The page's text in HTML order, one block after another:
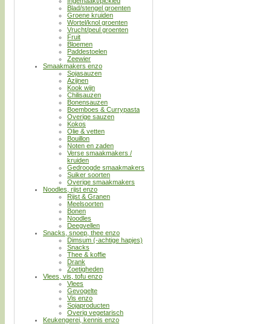
Blad/stengel groenten
Groene kruiden
Wortel/knol groenten
Vrucht/peul groenten
Fruit
Bloemen
Paddestoelen
Zeewier
Smaakmakers enzo
Sojasauzen
Azijnen
Kook wijn
Chilisauzen
Bonensauzen
Boemboes & Currypasta
Overige sauzen
Kokos
Olie & vetten
Bouillon
Noten en zaden
Verse smaakmakers /
kruiden
Gedroogde smaakmakers
Suiker soorten
Overige smaakmakers
Noodles, rijst enzo
Rijst & Granen
Meelsoorten
Bonen
Noodles
Deegvellen
Snacks, snoep, thee enzo
Dimsum (-achtige hapjes)
Snacks
Thee & koffie
Drank
Zoetigheden
Vlees, vis, tofu enzo
Vlees
Gevogelte
Vis enzo
Sojaproducten
Overig vegetarisch
Keukengerei, kennis enzo